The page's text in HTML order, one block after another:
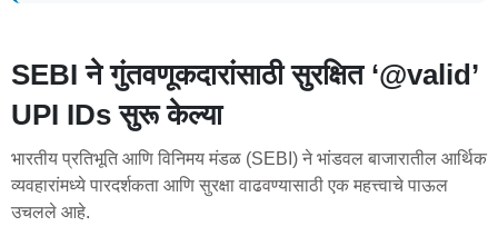
SEBI ने गुंतवणूकदारांसाठी सुरक्षित ‘@valid’
UPI IDs सुरू केल्या
भारतीय प्रतिभूति आणि विनिमय मंडळ (SEBI) ने भांडवल बाजारातील आर्थिक
व्यवहारांमध्ये पारदर्शकता आणि सुरक्षा वाढवण्यासाठी एक महत्त्वाचे पाऊल
उचलले आहे.